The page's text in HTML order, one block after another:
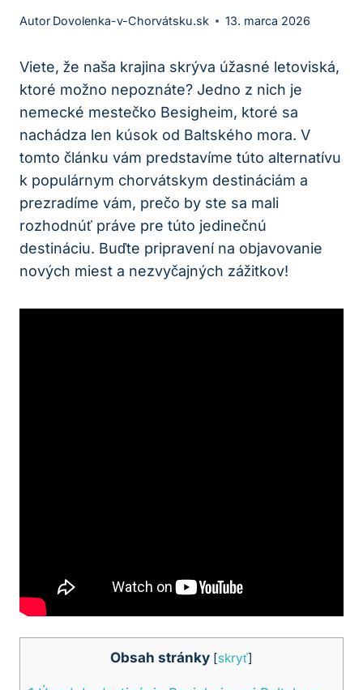
Autor Dovolenka-v-Chorvátsku.sk 13. marca 2026
Viete, že naša krajina skrýva úžasné letoviská,
ktoré možno nepoznáte? Jedno z nich je
nemecké mestečko Besigheim, ktoré sa
nachádza len kúsok od Baltského mora. V
tomto článku vám predstavíme túto alternatívu
k populárnym chorvátskym destináciám a
prezradíme vám, prečo by ste sa mali
rozhodnúť práve pre túto jedinečnú
destináciu. Buďte pripravení na objavovanie
nových miest a nezvyčajných zážitkov!
Obsah stránky [skryť]